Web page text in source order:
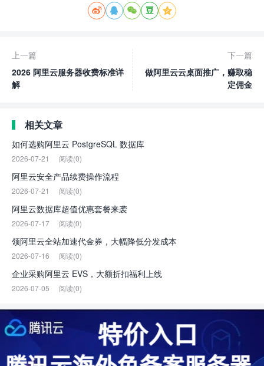
    
上一篇
2026 阿里云服务器收费标准详
解
下一篇
做阿里云云桌面推广，赚取稳
定佣金
相关文章
如何选购阿里云 PostgreSQL 数据库
2026-07-21 阅读(0)
阿里云安全产品续费操作流程
2026-07-21 阅读(0)
阿里云数据库超值优惠套餐来袭
2026-07-17 阅读(0)
领阿里云全站加速代金券，大幅降低分发成本
2026-07-16 阅读(0)
企业采购阿里云 EVS，大额折扣福利上线
2026-07-05 阅读(0)